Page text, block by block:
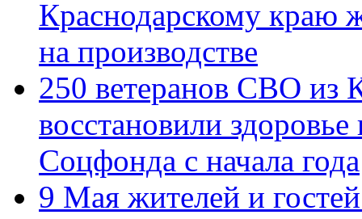
Краснодарскому краю
на производстве
250 ветеранов СВО из
восстановили
Соцфонда с начала года
9 Мая жителей и